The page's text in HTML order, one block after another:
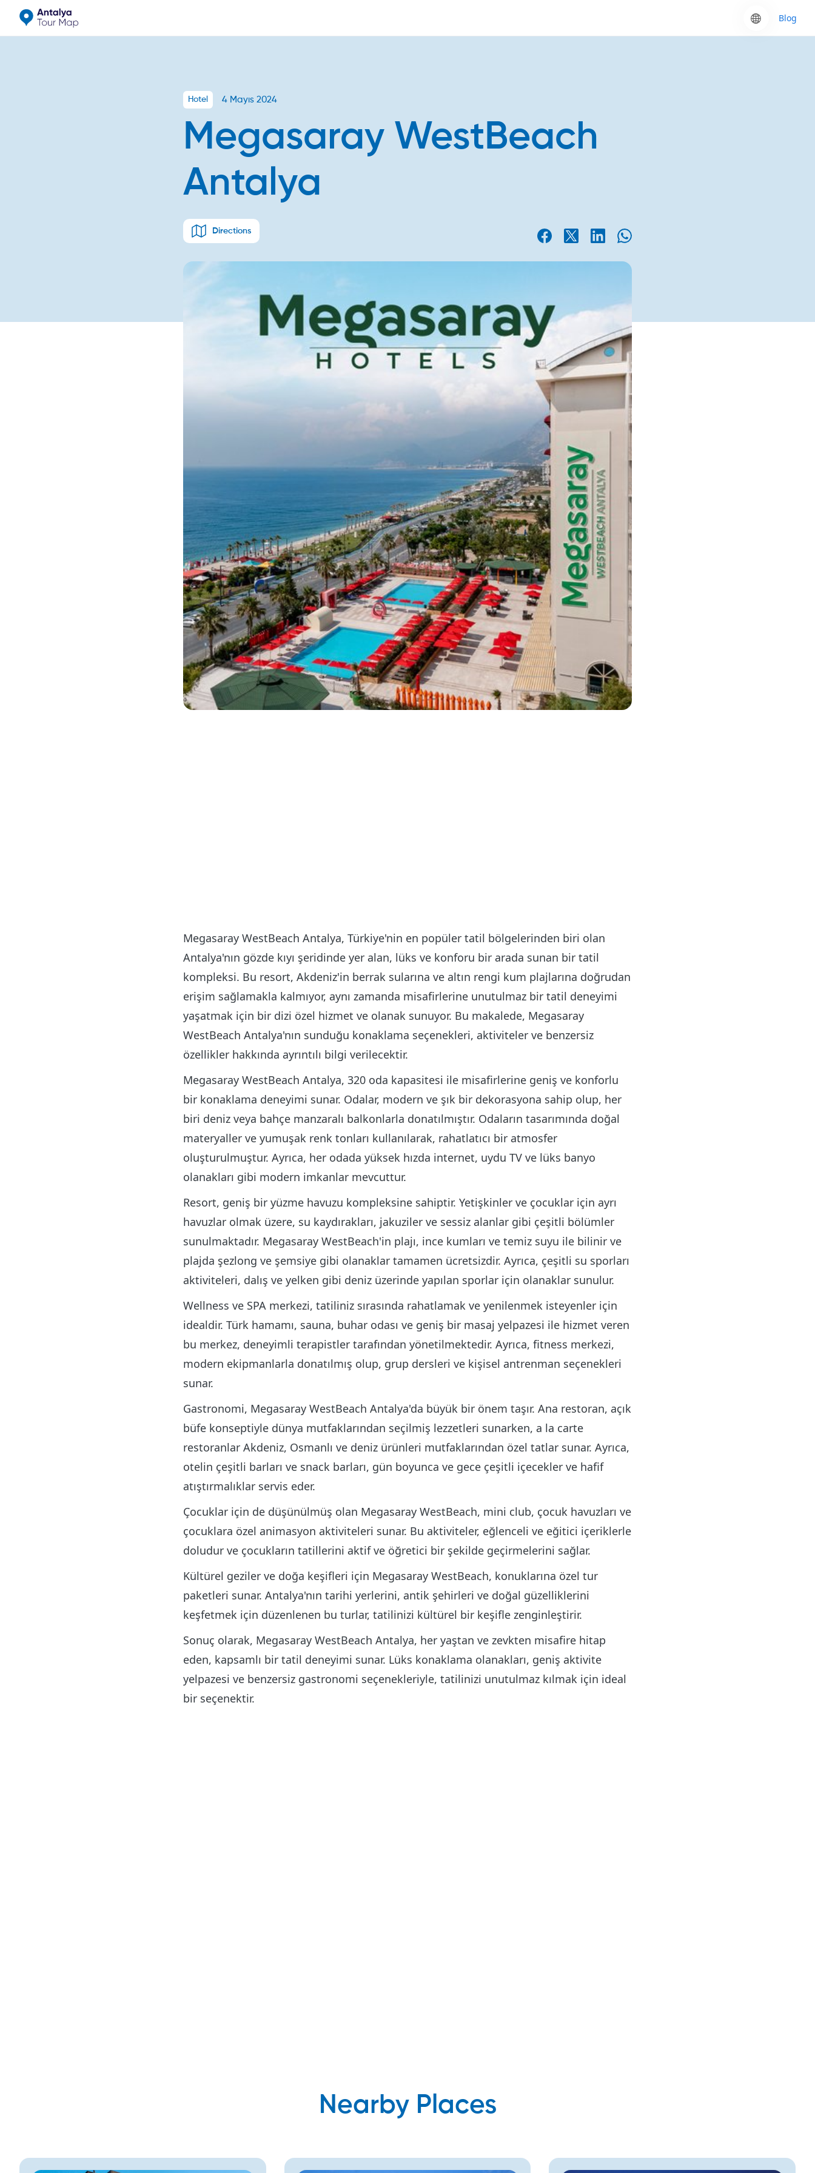
Blog
Hotel 4 Mayıs 2024
Megasaray WestBeach
Antalya
Directions
Megasaray WestBeach Antalya, Türkiye'nin en popüler tatil bölgelerinden biri olan
Antalya'nın gözde kıyı şeridinde yer alan, lüks ve konforu bir arada sunan bir tatil
kompleksi. Bu resort, Akdeniz'in berrak sularına ve altın rengi kum plajlarına doğrudan
erişim sağlamakla kalmıyor, aynı zamanda misafirlerine unutulmaz bir tatil deneyimi
yaşatmak için bir dizi özel hizmet ve olanak sunuyor. Bu makalede, Megasaray
WestBeach Antalya'nın sunduğu konaklama seçenekleri, aktiviteler ve benzersiz
özellikler hakkında ayrıntılı bilgi verilecektir.
Megasaray WestBeach Antalya, 320 oda kapasitesi ile misafirlerine geniş ve konforlu
bir konaklama deneyimi sunar. Odalar, modern ve şık bir dekorasyona sahip olup, her
biri deniz veya bahçe manzaralı balkonlarla donatılmıştır. Odaların tasarımında doğal
materyaller ve yumuşak renk tonları kullanılarak, rahatlatıcı bir atmosfer
oluşturulmuştur. Ayrıca, her odada yüksek hızda internet, uydu TV ve lüks banyo
olanakları gibi modern imkanlar mevcuttur.
Resort, geniş bir yüzme havuzu kompleksine sahiptir. Yetişkinler ve çocuklar için ayrı
havuzlar olmak üzere, su kaydırakları, jakuziler ve sessiz alanlar gibi çeşitli bölümler
sunulmaktadır. Megasaray WestBeach'in plajı, ince kumları ve temiz suyu ile bilinir ve
plajda şezlong ve şemsiye gibi olanaklar tamamen ücretsizdir. Ayrıca, çeşitli su sporları
aktiviteleri, dalış ve yelken gibi deniz üzerinde yapılan sporlar için olanaklar sunulur.
Wellness ve SPA merkezi, tatiliniz sırasında rahatlamak ve yenilenmek isteyenler için
idealdir. Türk hamamı, sauna, buhar odası ve geniş bir masaj yelpazesi ile hizmet veren
bu merkez, deneyimli terapistler tarafından yönetilmektedir. Ayrıca, fitness merkezi,
modern ekipmanlarla donatılmış olup, grup dersleri ve kişisel antrenman seçenekleri
sunar.
Gastronomi, Megasaray WestBeach Antalya'da büyük bir önem taşır. Ana restoran, açık
büfe konseptiyle dünya mutfaklarından seçilmiş lezzetleri sunarken, a la carte
restoranlar Akdeniz, Osmanlı ve deniz ürünleri mutfaklarından özel tatlar sunar. Ayrıca,
otelin çeşitli barları ve snack barları, gün boyunca ve gece çeşitli içecekler ve hafif
atıştırmalıklar servis eder.
Çocuklar için de düşünülmüş olan Megasaray WestBeach, mini club, çocuk havuzları ve
çocuklara özel animasyon aktiviteleri sunar. Bu aktiviteler, eğlenceli ve eğitici içeriklerle
doludur ve çocukların tatillerini aktif ve öğretici bir şekilde geçirmelerini sağlar.
Kültürel geziler ve doğa keşifleri için Megasaray WestBeach, konuklarına özel tur
paketleri sunar. Antalya'nın tarihi yerlerini, antik şehirleri ve doğal güzelliklerini
keşfetmek için düzenlenen bu turlar, tatilinizi kültürel bir keşifle zenginleştirir.
Sonuç olarak, Megasaray WestBeach Antalya, her yaştan ve zevkten misafire hitap
eden, kapsamlı bir tatil deneyimi sunar. Lüks konaklama olanakları, geniş aktivite
yelpazesi ve benzersiz gastronomi seçenekleriyle, tatilinizi unutulmaz kılmak için ideal
bir seçenektir.
Nearby Places